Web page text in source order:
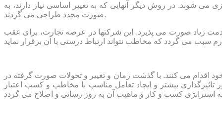
شوند. در روش دیگر آنهایی که به تغییر اساسی نیاز دارند، به
صورت مجدد طراحی می گردند.
زیاد صورت می پذیرد. این شرکتها در عرصه تجارت، برای عقب
اقدام می کنند. با گذشت زمان و تغییر و تحولات صورت گرفته در
تاثیرگذاری بیشتر و ایجاد تعامل مناسب با مخاطب و کسب اعتبار